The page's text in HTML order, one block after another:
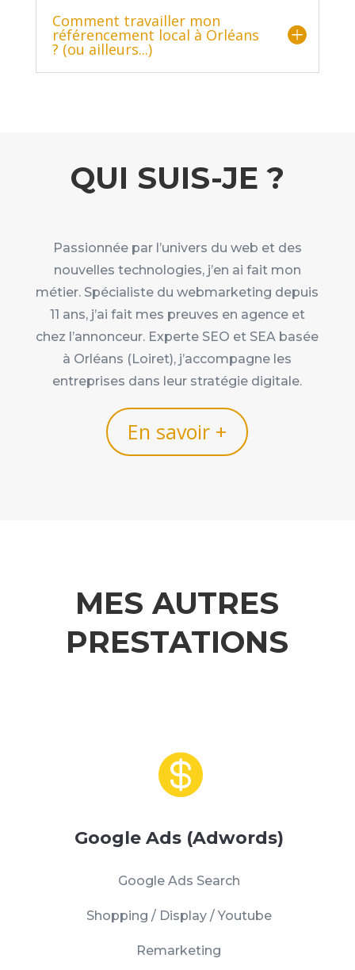
Comment travailler mon
référencement local à Orléans
? (ou ailleurs...)
QUI SUIS-JE ?
Passionnée par l’univers du web et des
nouvelles technologies, j’en ai fait mon
métier. Spécialiste du webmarketing depuis
11 ans, j’ai fait mes preuves en agence et
chez l’annonceur. Experte SEO et SEA basée
à Orléans (Loiret), j’accompagne les
entreprises dans leur stratégie digitale.
En savoir +
MES AUTRES
PRESTATIONS

Google Ads (Adwords)
Google Ads Search
Shopping / Display / Youtube
Remarketing